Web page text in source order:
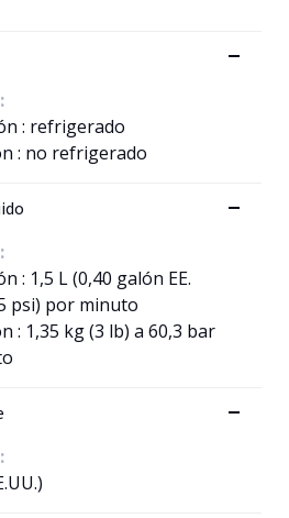
: refrigerado
: no refrigerado
: 1,5 L (0,40 galón EE.
psi) por minuto
: 1,35 kg (3 lb) a 60,3 bar